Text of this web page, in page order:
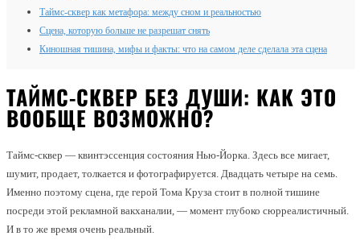
Таймс-сквер как метафора: между сном и реальностью
Сцена, которую больше не разрешат снять
Киношная тишина, мифы и факты: что на самом деле сделала эта сцена
ТАЙМС-СКВЕР БЕЗ ДУШИ: КАК ЭТО
ВООБЩЕ ВОЗМОЖНО?
Таймс-сквер — квинтэссенция состояния Нью-Йорка. Здесь все мигает,
шумит, продает, толкается и фотографируется. Двадцать четыре на семь.
Именно поэтому сцена, где герой Тома Круза стоит в полной тишине
посреди этой рекламной вакханалии, — момент глубоко сюрреалистичный.
И в то же время очень реальный.